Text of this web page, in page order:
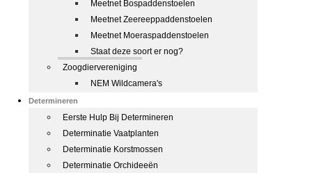
Meetnet Bospaddenstoelen
Meetnet Zeereeppaddenstoelen
Meetnet Moeraspaddenstoelen
Staat deze soort er nog?
Zoogdiervereniging
NEM Wildcamera's
Determineren
Eerste Hulp Bij Determineren
Determinatie Vaatplanten
Determinatie Korstmossen
Determinatie Orchideeën